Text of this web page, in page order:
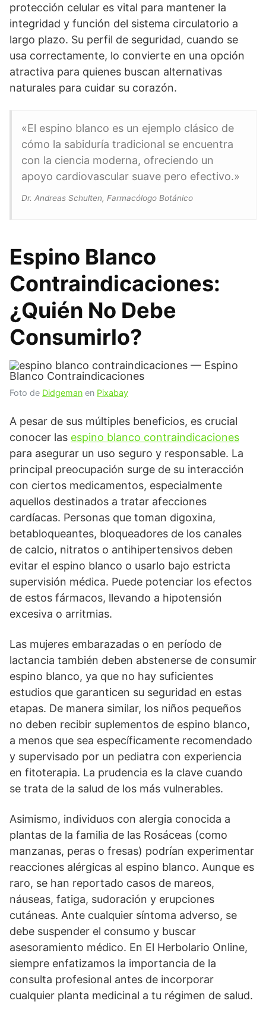
protección celular es vital para mantener la
integridad y función del sistema circulatorio a
largo plazo. Su perfil de seguridad, cuando se
usa correctamente, lo convierte en una opción
atractiva para quienes buscan alternativas
naturales para cuidar su corazón.
«El espino blanco es un ejemplo clásico de
cómo la sabiduría tradicional se encuentra
con la ciencia moderna, ofreciendo un
apoyo cardiovascular suave pero efectivo.»
Dr. Andreas Schulten, Farmacólogo Botánico
Espino Blanco
Contraindicaciones:
¿Quién No Debe
Consumirlo?
Foto de Didgeman en Pixabay
A pesar de sus múltiples beneficios, es crucial
conocer las espino blanco contraindicaciones
para asegurar un uso seguro y responsable. La
principal preocupación surge de su interacción
con ciertos medicamentos, especialmente
aquellos destinados a tratar afecciones
cardíacas. Personas que toman digoxina,
betabloqueantes, bloqueadores de los canales
de calcio, nitratos o antihipertensivos deben
evitar el espino blanco o usarlo bajo estricta
supervisión médica. Puede potenciar los efectos
de estos fármacos, llevando a hipotensión
excesiva o arritmias.
Las mujeres embarazadas o en período de
lactancia también deben abstenerse de consumir
espino blanco, ya que no hay suficientes
estudios que garanticen su seguridad en estas
etapas. De manera similar, los niños pequeños
no deben recibir suplementos de espino blanco,
a menos que sea específicamente recomendado
y supervisado por un pediatra con experiencia
en fitoterapia. La prudencia es la clave cuando
se trata de la salud de los más vulnerables.
Asimismo, individuos con alergia conocida a
plantas de la familia de las Rosáceas (como
manzanas, peras o fresas) podrían experimentar
reacciones alérgicas al espino blanco. Aunque es
raro, se han reportado casos de mareos,
náuseas, fatiga, sudoración y erupciones
cutáneas. Ante cualquier síntoma adverso, se
debe suspender el consumo y buscar
asesoramiento médico. En El Herbolario Online,
siempre enfatizamos la importancia de la
consulta profesional antes de incorporar
cualquier planta medicinal a tu régimen de salud.